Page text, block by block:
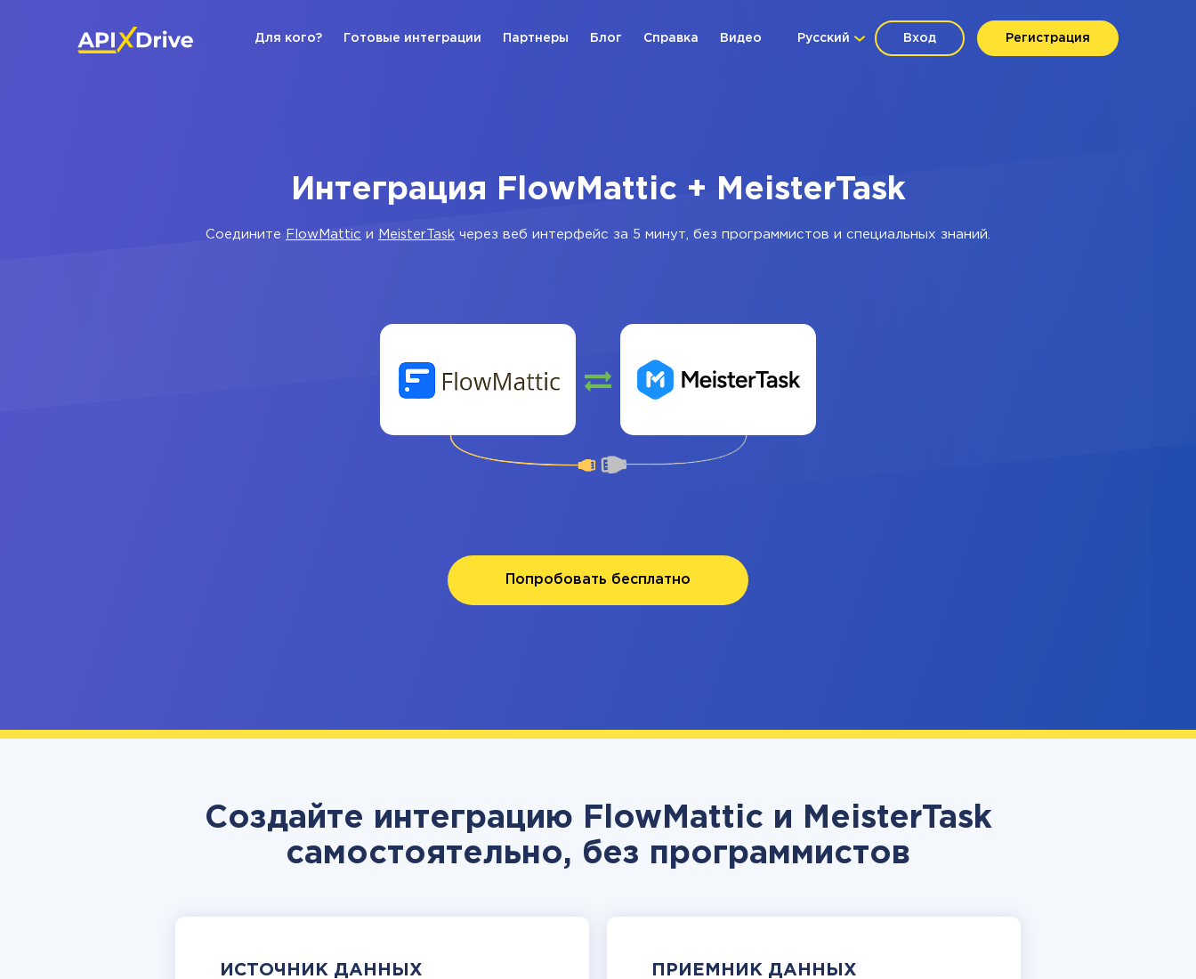
Вход Регистрация
Русский
Для кого? Готовые интеграции Партнеры Блог Справка Видео
Интеграция FlowMattic + MeisterTask
Соедините FlowMattic и MeisterTask через веб интерфейс за 5 минут, без программистов и специальных знаний.
Попробовать бесплатно
Создайте интеграцию FlowMattic и MeisterTask
самостоятельно, без программистов
ИСТОЧНИК ДАННЫХ ПРИЕМНИК ДАННЫХ